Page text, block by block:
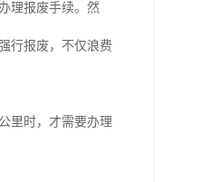
理报废手续。然
行报废，不仅浪费
里时，才需要办理